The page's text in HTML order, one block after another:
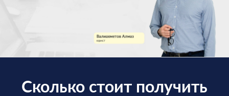
Сколько стоит получить